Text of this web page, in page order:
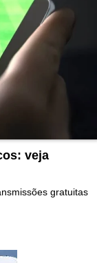
veja
gratuitas